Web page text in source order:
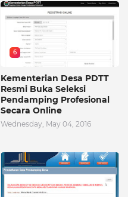
6
Kementerian Desa PDTT
Resmi Buka Seleksi
Pendamping Profesional
Secara Online
Wednesday, May 04, 2016